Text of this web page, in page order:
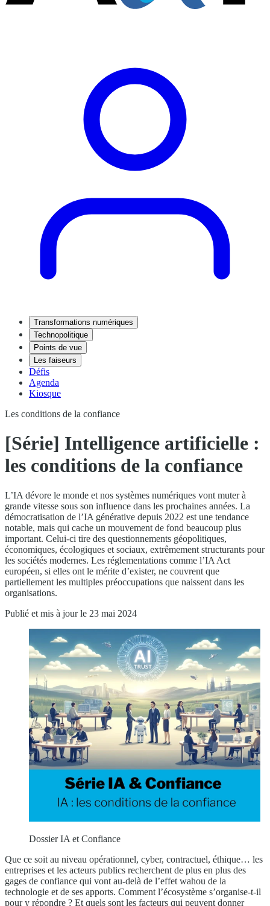
Transformations numériques
Technopolitique
Points de vue
Les faiseurs
Défis
Agenda
Kiosque
Les conditions de la confiance
[Série] Intelligence artificielle :
les conditions de la confiance
L’IA dévore le monde et nos systèmes numériques vont muter à
grande vitesse sous son influence dans les prochaines années. La
démocratisation de l’IA générative depuis 2022 est une tendance
notable, mais qui cache un mouvement de fond beaucoup plus
important. Celui-ci tire des questionnements géopolitiques,
économiques, écologiques et sociaux, extrêmement structurants pour
les sociétés modernes. Les réglementations comme l’IA Act
européen, si elles ont le mérite d’exister, ne couvrent que
partiellement les multiples préoccupations que naissent dans les
organisations.
Publié et mis à jour le 23 mai 2024
Dossier IA et Confiance
Que ce soit au niveau opérationnel, cyber, contractuel, éthique… les
entreprises et les acteurs publics recherchent de plus en plus des
gages de confiance qui vont au-delà de l’effet wahou de la
technologie et de ses apports. Comment l’écosystème s’organise-t-il
pour y répondre ? Et quels sont les facteurs qui peuvent donner